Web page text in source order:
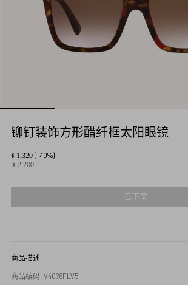
铆钉装饰方形醋纤框太阳眼镜
¥ 1,320 (-40%)
¥ 2,200
已下架
商品描述
商品编码: V4098FLV5